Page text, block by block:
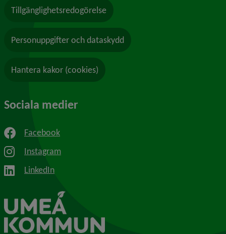
Tillgänglighetsredogörelse
Personuppgifter och dataskydd
Hantera kakor (cookies)
Sociala medier
Facebook
Instagram
LinkedIn